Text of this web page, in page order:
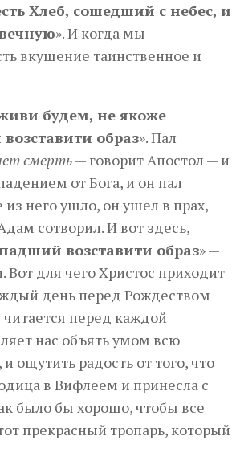
Хлеб, сошедший с небес, и
». И когда мы
вкушение таинственное и
будем, не якоже
образ». Пал
смерть— говорит Апостол — и
от Бога, и он пал
из него ушло, он ушел в прах,
сотворил. И вот здесь,
возставити образ» —
для чего Христос приходит
день перед Рождеством
перед каждой
нас объять умом всю
ощутить радость от того, что
в Вифлеем и принесла с
было бы хорошо, чтобы все
прекрасный тропарь, который